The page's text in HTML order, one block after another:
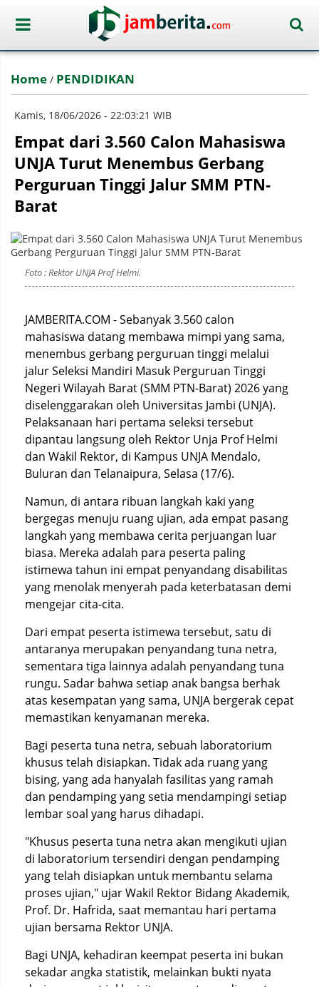
Home / PENDIDIKAN
Kamis, 18/06/2026 - 22:03:21 WIB
Empat dari 3.560 Calon Mahasiswa
UNJA Turut Menembus Gerbang
Perguruan Tinggi Jalur SMM PTN-
Barat
Foto : Rektor UNJA Prof Helmi.
JAMBERITA.COM - Sebanyak 3.560 calon
mahasiswa datang membawa mimpi yang sama,
menembus gerbang perguruan tinggi melalui
jalur Seleksi Mandiri Masuk Perguruan Tinggi
Negeri Wilayah Barat (SMM PTN-Barat) 2026 yang
diselenggarakan oleh Universitas Jambi (UNJA).
Pelaksanaan hari pertama seleksi tersebut
dipantau langsung oleh Rektor Unja Prof Helmi
dan Wakil Rektor, di Kampus UNJA Mendalo,
Buluran dan Telanaipura, Selasa (17/6).
Namun, di antara ribuan langkah kaki yang
bergegas menuju ruang ujian, ada empat pasang
langkah yang membawa cerita perjuangan luar
biasa. Mereka adalah para peserta paling
istimewa tahun ini empat penyandang disabilitas
yang menolak menyerah pada keterbatasan demi
mengejar cita-cita.
Dari empat peserta istimewa tersebut, satu di
antaranya merupakan penyandang tuna netra,
sementara tiga lainnya adalah penyandang tuna
rungu. Sadar bahwa setiap anak bangsa berhak
atas kesempatan yang sama, UNJA bergerak cepat
memastikan kenyamanan mereka.
Bagi peserta tuna netra, sebuah laboratorium
khusus telah disiapkan. Tidak ada ruang yang
bising, yang ada hanyalah fasilitas yang ramah
dan pendamping yang setia mendampingi setiap
lembar soal yang harus dihadapi.
"Khusus peserta tuna netra akan mengikuti ujian
di laboratorium tersendiri dengan pendamping
yang telah disiapkan untuk membantu selama
proses ujian," ujar Wakil Rektor Bidang Akademik,
Prof. Dr. Hafrida, saat memantau hari pertama
ujian bersama Rektor UNJA.
Bagi UNJA, kehadiran keempat peserta ini bukan
sekadar angka statistik, melainkan bukti nyata